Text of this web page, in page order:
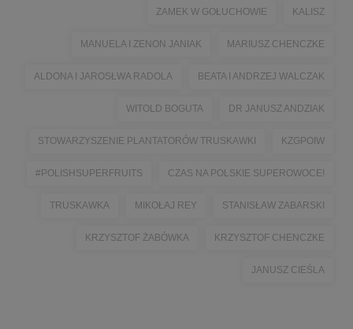
ZAMEK W GOŁUCHOWIE KALISZ
MANUELA I ZENON JANIAK MARIUSZ CHENCZKE
ALDONA I JAROSŁWA RADOLA BEATA I ANDRZEJ WALCZAK
WITOLD BOGUTA DR JANUSZ ANDZIAK
STOWARZYSZENIE PLANTATORÓW TRUSKAWKI KZGPOIW
#POLISHSUPERFRUITS CZAS NA POLSKIE SUPEROWOCE!
TRUSKAWKA MIKOŁAJ REY STANISŁAW ZABARSKI
KRZYSZTOF ŻABÓWKA KRZYSZTOF CHENCZKE
JANUSZ CIEŚLA